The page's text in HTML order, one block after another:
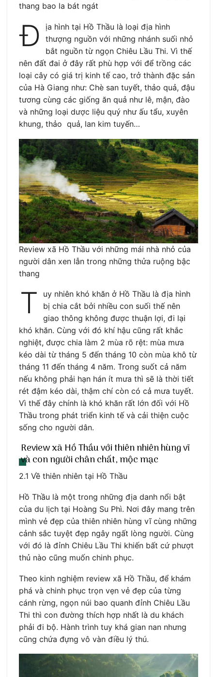
thang bao la bát ngát
Đ
ịa hình tại Hồ Thầu là loại địa hình
thượng nguồn với những nhánh suối nhỏ
bắt nguồn từ ngọn Chiêu Lầu Thi. Vì thế
nên đất đai ở đây rất phù hợp với để trồng các
loại cây có giá trị kinh tế cao, trở thành đặc sản
của Hà Giang như: Chè san tuyết, thảo quả, đậu
tương cùng các giống ăn quả như lê, mận, đào
và những loại dược liệu quý như ấu tẩu, xuyên
khung, thảo quả, lan kim tuyến…
Review xã Hồ Thầu với những mái nhà nhỏ của
người dân xen lẫn trong những thửa ruộng bậc
thang
T
uy nhiên khó khăn ở Hồ Thầu là địa hình
bị chia cắt bởi nhiều con suối thế nên
giao thông không được thuận lợi, đi lại
khó khăn. Cùng với đó khí hậu cũng rất khắc
nghiệt, được chia làm 2 mùa rõ rệt: mùa mưa
kéo dài từ tháng 5 đến tháng 10 còn mùa khô từ
tháng 11 đến tháng 4 năm. Trong suốt cả năm
nếu không phải hạn hán ít mưa thì sẽ là thời tiết
rét đậm kéo dài, thậm chí còn có cả mưa tuyết.
Vì thế đây chính là khó khăn rất lớn đối với Hồ
Thầu trong phát triển kinh tế và cải thiện cuộc
sống cho người dân.
Review xã Hồ Thầu với thiên nhiên hùng vĩ
và con người chân chất, mộc mạc
2.1 Về thiên nhiên tại Hồ Thầu
Hồ Thầu là một trong những địa danh nổi bật
của du lịch tại Hoàng Su Phì. Nơi đây mang trên
mình vẻ đẹp của thiên nhiên hùng vĩ cùng những
cảnh sắc tuyệt đẹp ngây ngất lòng người. Cùng
với đó là đỉnh Chiêu Lầu Thi khiến bất cứ phượt
thủ nào cũng muốn chinh phục.
Theo kinh nghiệm review xã Hồ Thầu, để khám
phá và chinh phục trọn vẹn vẻ đẹp của từng
cánh rừng, ngọn núi bao quanh đỉnh Chiêu Lầu
Thi thì con đường thích hợp nhất là du khách
phải đi bộ. Hành trình tuy khá gian nan nhưng
cũng chứa đựng vô vàn điều lý thú.